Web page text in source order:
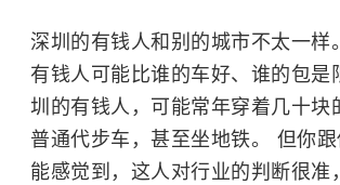
深圳的有钱人和别的城市不太一样
有钱人可能比谁的车好、谁的包是
圳的有钱人，可能常年穿着几十块
普通代步车，甚至坐地铁。 但你
能感觉到，这人对行业的判断很准